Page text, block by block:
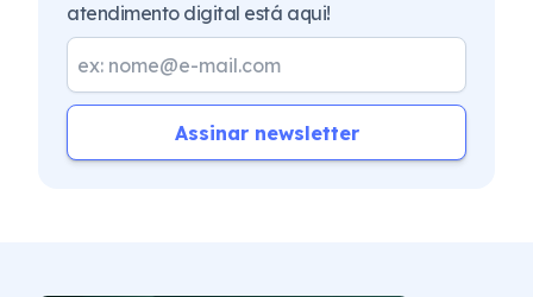
atendimento digital está aqui!
Assinar newsletter